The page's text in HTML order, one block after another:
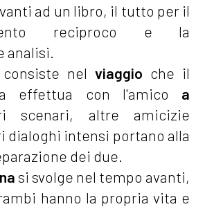
ad un libro, il tutto per il
reciproco e la
analisi.
consiste nelviaggio che il
effettua con l'amico a
scenari, altre amicizie
dialoghi intensi portano alla
dei due.
si svolge nel tempo avanti,
hanno la propria vita e